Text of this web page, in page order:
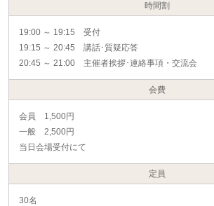
時間割
19:00 ～ 19:15 受付
19:15 ～ 20:45 講話･質疑応答
20:45 ～ 21:00 主催者挨拶･連絡事項・交流会
会費
会員 1,500円
一般 2,500円
当日会場受付にて
定員
30名